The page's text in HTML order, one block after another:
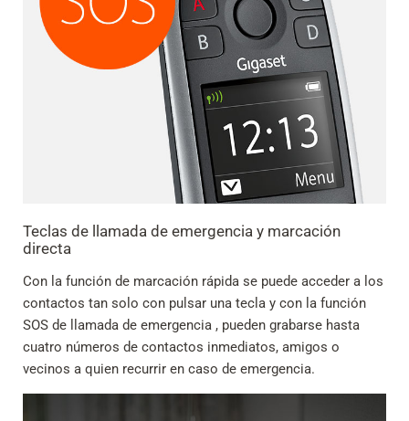
Teclas de llamada de emergencia y marcación
directa
Con la función de marcación rápida se puede acceder a los
contactos tan solo con pulsar una tecla y con la función
SOS de llamada de emergencia , pueden grabarse hasta
cuatro números de contactos inmediatos, amigos o
vecinos a quien recurrir en caso de emergencia.